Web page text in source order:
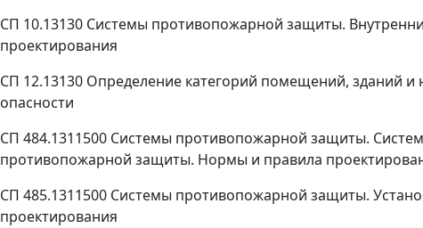
СП 10.13130 Системы противопожарной защиты.
проектирования
СП 12.13130 Определение категорий помещений, зданий
опасности
СП 484.1311500 Системы противопожарной защиты.
противопожарной защиты. Нормы и правила
СП 485.1311500 Системы противопожарной защиты.
проектирования